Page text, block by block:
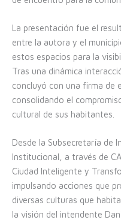
La presentación fue el
entre la autora y el
estos espacios para la
Tras una dinámica
concluyó con una firma de
consolidando el
cultural de sus habitantes.
Desde la Subsecretaría de
Institucional, a través de
Ciudad Inteligente y
impulsando acciones que
diversas culturas que
la visión del intendente